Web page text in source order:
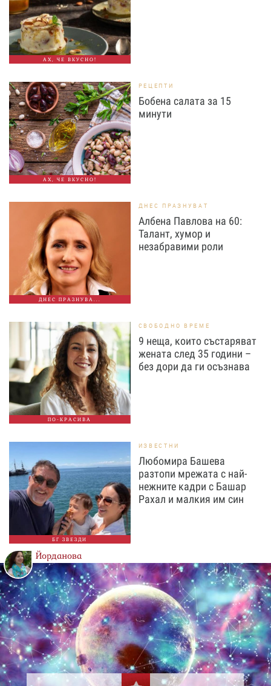
АХ, ЧЕ ВКУСНО!
АХ, ЧЕ ВКУСНО!
РЕЦЕПТИ
Бобена салата за 15
минути
ДНЕС ПРАЗНУВА...
ДНЕС ПРАЗНУВАТ
Албена Павлова на 60:
Талант, хумор и
незабравими роли
ПО-КРАСИВА
СВОБОДНО ВРЕМЕ
9 неща, които състаряват
жената след 35 години –
без дори да ги осъзнава
БГ ЗВЕЗДИ
ИЗВЕСТНИ
Любомира Башева
разтопи мрежата с най-
нежните кадри с Башар
Рахал и малкия им син
Йорданова